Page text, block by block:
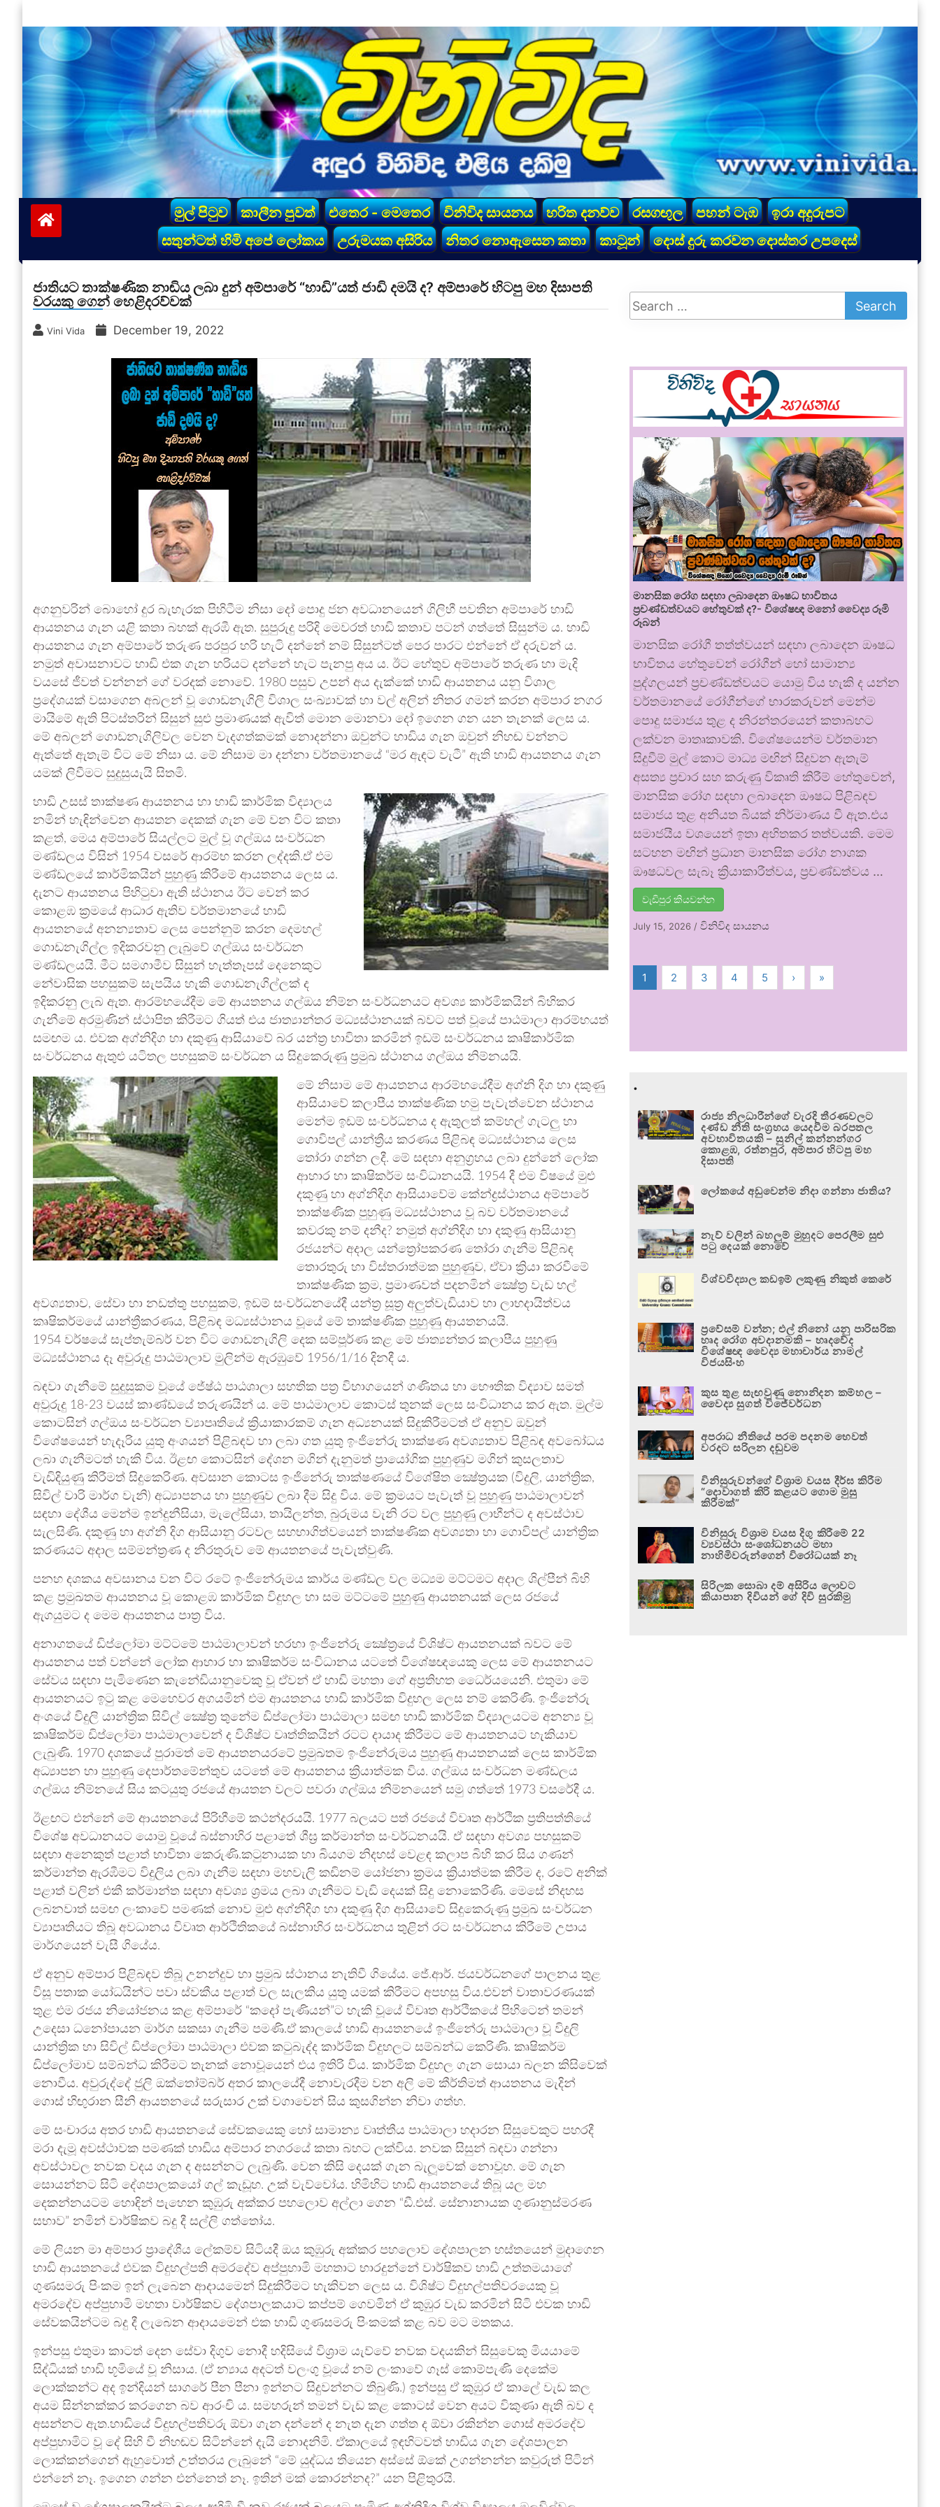
to
content
vinivida.lk
මුල් පිටුව කාලීන පුවත් එතෙර - මෙතෙර විනිවිද සායනය හරිත දනව්ව රසගඟුල පහන් ටැඹ
ඉරා අදුරුපට
සතුන්ටත් හිමි අපේ ලෝකය
උරුමයක අසිරිය නිතර නොඇසෙන කතා කාටූන් දොස් දුරු කරවන දොස්තර උපදෙස්
ජාතියට තාක්ෂණික නාඬිය ලබා දුන් අම්පාරේ “හාඩි”යත් ජාඩි දමයි ද? අම්පාරේ හිටපු මහ දිසාපති
වරයකු ගෙන් හෙළිදරව්වක්
Vini Vida December 19, 2022
අගනුවරින් බොහෝ දුර බැහැරක පිහිටීම නිසා දෝ පොදු ජන අවධානයෙන් ගිලිහී පවතින අම්පාරේ හාඩි
ආයතනය ගැන යළි කතා බහක් ඇරඹී ඇත. සුපුරුදු පරිදි මෙවරත් හාඩි කතාව පටන් ගත්තේ සිසුන්ම ය. හාඩි
ආයතනය ගැන අම්පාරේ තරුණ පරපුර හරි හැටි දන්නේ නම් සිසුන්ටත් පෙර පාරට එන්නේ ඒ දරුවන් ය.
නමුත් අවාසනාවට හාඩි එක ගැන හරියට දන්නේ හැට පැනපු අය ය. ඊට හේතුව අම්පාරේ තරුණ හා මැදි
වයසේ ජීවත් වන්නන් ගේ වරදක් නොවේ. 1980 පසුව උපන් අය දැක්කේ හාඩි ආයතනය යනු විශාල
ප්‍රදේශයක් වසාගෙන අබලන් වූ ගොඩනැගිලි විශාල සංඛ්‍යාවක් හා වල් අලින් නිතර ගමන් කරන අම්පාර නගර
මායිමේ ඇති පිටස්තරින් සිසුන් සුළු ප්‍රමාණයක් ඇවිත් මොන මොනවා දෝ ඉගෙන ගන යන තැනක් ලෙස ය.
මේ අබලන් ගොඩනැගිලිවල වෙන වැදගත්කමක් නොදන්නා ඔවුන්ට හාඩිය ගැන ඔවුන් නිහඬ වන්නට
ඇත්තේ ඇතැම් විට මේ නිසා ය. මේ නිසාම මා දන්නා වර්තමානයේ “මර ඇඳට වැටී” ඇති හාඩි ආයතනය ගැන
යමක් ලිවීමට සුදුසුයැයි සිතමි.
හාඩි උසස් තාක්ෂණ ආයතනය හා හාඩි කාර්මික විද්‍යාලය
නමින් හැඳින්වෙන ආයතන දෙකක් ගැන මේ වන විට කතා
කළත්, මෙය අම්පාරේ සියල්ලට මුල් වූ ගල්ඔය සංවර්ධන
මණ්ඩලය විසින් 1954 වසරේ ආරම්භ කරන ලද්දකි.ඒ එම
මණ්ඩලයේ කාර්මිකයින් පුහුණු කිරීමේ ආයතනය ලෙස ය.
දැනට ආයතනය පිහිටුවා ඇති ස්ථානය ඊට වෙන් කර
කොළඹ ක්‍රමයේ ආධාර ඇතිව වර්තමානයේ හාඩි
ආයතනයේ අනන්‍යතාව ලෙස පෙන්නුම් කරන දෙමහල්
ගොඩනැගිල්ල ඉදිකරවනු ලැබුවේ ගල්ඔය සංවර්ධන
මණ්ඩලයයි. මීට සමගාමීව සිසුන් හැත්තෑපස් දෙනෙකුට
නේවාසික පහසුකම් සැපයිය හැකි ගොඩනැගිල්ලක් ද
ඉදිකරනු ලැබ ඇත. ආරම්භයේදීම මේ ආයතනය ගල්ඔය නිම්න සංවර්ධනයට අවශ්‍ය කාර්මිකයින් බිහිකර
ගැනීමේ අරමුණින් ස්ථාපිත කිරීමට ගියත් එය ජාත්‍යාන්තර මධ්‍යස්ථානයක් බවට පත් වූයේ පාඨමාලා ආරම්භයත්
සමඟම ය. එවක අග්නිදිග හා දකුණු ආසියාවේ බර යන්ත්‍ර භාවිතා කරමින් ඉඩම් සංවර්ධනය කෘෂිකාර්මික
සංවර්ධනය ඇතුළු යටිතල පහසුකම් සංවර්ධන ය සිදුකෙරුණු ප්‍රමුඛ ස්ථානය ගල්ඔය නිම්නයයි.
මේ නිසාම මේ ආයතනය ආරම්භයේදීම අග්නි දිග හා දකුණු
ආසියාවේ කලාපීය තාක්ෂණික හමු පැවැත්වෙන ස්ථානය
මෙන්ම ඉඩම් සංවර්ධනය ද ඇතුලත් කම්හල් ගැටලු හා
ගොවිපල් යාන්ත්‍රීය කරණය පිළිබඳ මධ්‍යස්ථානය ලෙස
තෝරා ගන්න ලදී. මේ සඳහා අනුග්‍රහය ලබා දුන්නේ ලෝක
ආහාර හා කෘෂිකර්ම සංවිධානයයි. 1954 දී එම විෂයේ මුළු
දකුණු හා අග්නිදිග ආසියාවේම කේන්ද්‍රස්ථානය අම්පාරේ
තාක්ෂණික පුහුණු මධ්‍යස්ථානය වූ බව වර්තමානයේ
කවරකු නම් දනීද? නමුත් අග්නිදිග හා දකුණු ආසියානු
රජයන්ට අදාල යන්ත්‍රෝපකරණ තෝරා ගැනීම පිළිබඳ
තොරතුරු හා විස්තරාත්මක පුහුණුව, ඒවා ක්‍රියා කරවීමේ
තාක්ෂණික ක්‍රම, ප්‍රමාණවත් පදනමින් ක්‍ෂේත්‍ර වැඩ හල්
අවශ්‍යතාව, සේවා හා නඩත්තු පහසුකම්, ඉඩම් සංවර්ධනයේදී යන්ත්‍ර සූත්‍ර අලුත්වැඩියාව හා ලාභදායිත්වය
කෘෂිකර්මයේ යාන්ත්‍රීකරණය, පිළිබඳ මධ්‍යස්ථානය වූයේ මේ තාක්ෂණික පුහුණු ආයතනයයි.
1954 වර්ෂයේ සැප්තැම්බර් වන විට ගොඩනැගිලි දෙක සම්පූර්ණ කළ මේ ජාත්‍යන්තර කලාපීය පුහුණු
මධ්‍යස්ථානය දෑ අවුරුදු පාඨමාලාව මුලින්ම ඇරඹුවේ 1956/1/16 දිනදී ය.
බඳවා ගැනීමේ සුදුසුකම වූයේ ජේෂ්ඨ පාඨශාලා සහතික පත්‍ර විභාගයෙන් ගණිතය හා භෞතික විද්‍යාව සමත්
අවුරුදු 18-23 වයස් කාණ්ඩයේ තරුණයින් ය. මේ පාඨමාලාව කොටස් තුනක් ලෙස සංවිධානය කර ඇත. මුල්ම
කොටසින් ගල්ඔය සංවර්ධන ව්‍යාපෘතියේ ක්‍රියාකාරකම් ගැන අධ්‍යනයක් සිදුකිරීමටත් ඒ අනුව ඔවුන්
විශේෂයෙන් හැදෑරිය යුතු අංශයන් පිළිබඳව හා ලබා ගත යුතු ඉංජිනේරු තාක්ෂණ අවශ්‍යතාව පිළිබඳ අවබෝධය
ලබා ගැනීමටත් හැකි විය. ඊළඟ කොටසින් දේශන මගින් දැනුමත් ප්‍රායෝගික පුහුණුව මගින් කුසලතාව
වැඩිදියුණු කිරීමත් සිදුකෙරිණ. අවසාන කොටස ඉංජිනේරු තාක්ෂණයේ විශේෂිත ක්‍ෂේත්‍රයක (විදුලි, යාන්ත්‍රික,
සිවිල් වාරි මාර්ග වැනි) අධ්‍යාපනය හා පුහුණුව ලබා දීම සිදු විය. මේ ක්‍රමයට පැවැත් වූ පුහුණු පාඨමාලාවන්
සඳහා දේශීය මෙන්ම ඉන්දුනීසියා, මැලේසියා, තායිලන්ත, බුරුමය වැනි රට වල පුහුණු ලාභීන්ට ද අවස්ථාව
සැලසිණි. දකුණු හා අග්නි දිග ආසියානු රටවල සහභාගිත්වයෙන් තාක්ෂණික අවශ්‍යතා හා ගොවිපල් යාන්ත්‍රික
කරණයට අදාල සම්මන්ත්‍රණ ද නිරතුරුව මේ ආයතනයේ පැවැත්වුණි.
පනහ දශකය අවසානය වන විට රටේ ඉංජිනේරුමය කාර්ය මණ්ඩල වල මධ්‍යම මට්ටමට අදාල ශිල්පීන් බිහි
කළ ප්‍රමුඛතම ආයතනය වූ කොළඹ කාර්මික විදුහල හා සම මට්ටමේ පුහුණු ආයතනයක් ලෙස රජයේ
ඇගයුමට ද මෙම ආයතනය පාත්‍ර විය.
අනාගතයේ ඩිප්ලෝමා මට්ටමේ පාඨමාලාවන් හරහා ඉංජිනේරු ක්‍ෂේත්‍රයේ විශිෂ්ට ආයතනයක් බවට මේ
ආයතනය පත් වන්නේ ලෝක ආහාර හා කෘෂිකර්ම සංවිධානය යටතේ විශේෂඥයෙකු ලෙස මේ ආයතනයට
සේවය සඳහා පැමිණෙන කැනේඩියානුවෙකු වූ ඒවන් ඒ හාඩි මහතා ගේ අප්‍රතිහත ධෛර්යයෙනි. එතුමා මේ
ආයතනයට ඉටු කළ මෙහෙවර අගයමින් එම ආයතනය හාඩි කාර්මික විදුහල ලෙස නම් කෙරිණි. ඉංජිනේරු
අංශයේ විදුලි යාන්ත්‍රික සිවිල් ක්‍ෂේත්‍ර තුනේම ඩිප්ලෝමා පාඨමාලා සමඟ හාඩි කාර්මික විද්‍යාලයටම අනන්‍ය වූ
කෘෂිකර්ම ඩිප්ලෝමා පාඨමාලාවෙන් ද විශිෂ්ට වෘත්තිකයින් රටට දායාද කිරීමට මේ ආයතනයට හැකියාව
ලැබුණි. 1970 දශකයේ පුරාමත් මේ ආයතනයරටේ ප්‍රමුඛතම ඉංජිනේරුමය පුහුණු ආයතනයක් ලෙස කාර්මික
අධ්‍යාපන හා පුහුණු දෙපාර්තමේන්තුව යටතේ මේ ආයතනය ක්‍රියාත්මක විය. ගල්ඔය සංවර්ධන මණ්ඩලය
ගල්ඔය නිම්නයේ සිය කටයුතු රජයේ ආයතන වලට පවරා ගල්ඔය නිම්නයෙන් සමු ගත්තේ 1973 වසරේදී ය.
ඊළඟට එන්නේ මේ ආයතනයේ පිරිහීමේ කථන්දරයයි. 1977 බලයට පත් රජයේ විවෘත ආර්ථික ප්‍රතිපත්තියේ
විශේෂ අවධානයට යොමු වූයේ බස්නාහිර පළාතේ ශීඝ්‍ර කර්මාන්ත සංවර්ධනයයි. ඒ සඳහා අවශ්‍ය පහසුකම්
සඳහා අනෙකුත් පළාත් භාවිතා කෙරුණි.කටුනායක හා බියගම නිදහස් වෙළඳ කලාප බිහි කර සිය ගණන්
කර්මාන්ත ඇරඹීමට විදුලිය ලබා ගැනීම සඳහා මහවැලි කඩිනම් යෝජනා ක්‍රමය ක්‍රියාත්මක කිරීම ද, රටේ අනික්
පළාත් වලින් එකී කර්මාන්ත සඳහා අවශ්‍ය ශ්‍රමය ලබා ගැනීමට වැඩි දෙයක් සිදු නොකෙරිණි. මෙසේ නිදහස
ලබනවාත් සමඟ ලංකාවේ පමණක් නොව මුළු අග්නිදිග හා දකුණු දිග ආසියාවේ සිදුකෙරුණු ප්‍රමුඛ සංවර්ධන
ව්‍යාපෘතියට තිබූ අවධානය විවෘත ආර්ථිතිකයේ බස්නාහිර සංවර්ධනය තුළින් රට සංවර්ධනය කිරීමේ උපාය
මාර්ගයෙන් වැසී ගියේය.
ඒ අනුව අම්පාර පිළිබඳව තිබූ උනන්දුව හා ප්‍රමුඛ ස්ථානය නැතිවී ගියේය. ජේ.ආර්. ජයවර්ධනගේ පාලනය තුළ
විසූ පතාක යෝධයින්ට පවා ස්වකීය පළාත් වල සැලකිය යුතු යමක් කිරීමට අපහසු විය.එවන් වාතාවරණයක්
තුළ එම රජය නියෝජනය කළ අම්පාරේ “කදෝ පැණියන්”ට හැකි වූයේ විවෘත ආර්ථිකයේ පිහිටෙන් තමන්
උදෙසා ධනෝපායන මාර්ග සකසා ගැනීම පමණි.ඒ කාලයේ හාඩි ආයතනයේ ඉංජිනේරු පාඨමාලා වූ විදුලි
යාන්ත්‍රික හා සිවිල් ඩිප්ලෝමා පාඨමාලා එවක කටුබැද්ද කාර්මික විදුහලට සම්බන්ධ කෙරිණි. කෘෂිකර්ම
ඩිප්ලෝමාව සම්බන්ධ කිරීමට තැනක් නොවූයෙන් එය ඉතිරි විය. කාර්මික විදුහල ගැන සොයා බලන කිසිවෙක්
නොවීය. අවුරුද්දේ ජුලි ඔක්තෝම්බර් අතර කාලයේදී නොවැරදීම වන අලි මේ කීර්තිමත් ආයතනය මැදින්
ගොස් හිඟුරාන සීනි ආයතනයේ සරුසාර උක් වගාවෙන් සිය කුසගින්න නිවා ගත්හ.
මේ සංචාරය අතර හාඩි ආයතනයේ සේවකයෙකු හෝ සාමාන්‍ය වෘත්තීය පාඨමාලා හදාරන සිසුවෙකුට පහරදී
මරා දැමූ අවස්ථාවක පමණක් හාඩිය අම්පාර නගරයේ කතා බහට ලක්විය. නවක සිසුන් බඳවා ගන්නා
අවස්ථාවල නවක වදය ගැන ද අසන්නට ලැබුණි. වෙන කිසි දෙයක් ගැන බැලූවෙක් නොවූහ. මේ ගැන
සොයන්නට සිටි දේශපාලකයෝ ගල් කැඩූහ. උක් වැව්වෝය. හිමිහිට හාඩි ආයතනයේ තිබූ යල මහ
දෙකන්නයටම හොඳින් පැහෙන කුඹුරු අක්කර පහලොව අල්ලා ගෙන “ඩී.එස්. සේනානායක ගුණානුස්මරණ
සභාව” නමින් වාර්ෂිකව බදු දී සල්ලි ගත්තෝය.
මේ ලියන මා අම්පාර ප්‍රාදේශීය ලේකම්ව සිටියදී ඔය කුඹුරු අක්කර පහලොව දේශපාලන හස්තයෙන් මුදාගෙන
හාඩි ආයතනයේ එවක විදුහල්පති අමරදේව අප්පුහාමි මහතාට භාරදුන්නේ වාර්ෂිකව හාඩි උත්තමයාගේ
ගුණසමරු පිංකම ඉන් ලැබෙන ආදායමෙන් සිදුකිරීමට හැකිවන ලෙස ය. විශිෂ්ට විදුහල්පතිවරයෙකු වූ
අමරදේව අප්පුහාමි මහතා වාර්ෂිකව දේශපාලකයාට කප්පම් ගෙවමින් ඒ කුඹුර වැඩ කරමින් සිටි එවක හාඩි
සේවකයින්ටම බදු දී ලැබෙන ආදායමෙන් එක හාඩි ගුණසමරු පිංකමක් කළ බව මට මතකය.
ඉන්පසු එතුමා කාටත් දෙන සේවා දිගුව නොදී හදිසියේ විශ්‍රාම යැව්වේ නවක වදයකින් සිසුවෙකු මියයාමේ
සිද්ධියක් හාඩි භූමියේ වූ නිසාය. (ඒ න්‍යාය අදටත් වලංගු වූයේ නම් ලංකාවේ ගෑස් කොම්පැණි දෙකේම
ලොක්කන්ට අද ඉන්දියන් සාගරේ පීන පීනා ඉන්නට සිදුවන්නට තිබුණි.) ඉන්පසු ඒ කුඹුර ඒ කාලේ වැඩ කල
අයම සින්නක්කර කරගෙන බව ආරංචි ය. සමහරුන් තමන් වැඩ කළ කොටස් වෙන අයට විකුණා ඇති බව ද
අසන්නට ඇත.හාඩියේ විදුහල්පතිවරු ඕවා ගැන දන්නේ ද නැත දැන ගත්ත ද ඕවා රකින්න ගොස් අමරදේව
අප්පුහාමිට වූ දේ සිහි වී නිහඬව සිටින්නේ දැයි නොදනිමි. ඒකාලයේ ඉඳහිටවත් හාඩිය ගැන දේශපාලන
ලොක්කන්ගෙන් ඇහුවොත් උත්තරය ලැබුනේ “මේ යුද්ධය තියෙන අස්සේ ඕකේ උගන්නන්න කවුරුත් පිටින්
එන්නේ නෑ. ඉගෙන ගන්න එන්නෙත් නෑ. ඉතින් මක් කොරන්නද?” යන පිළිතුරයි.
මානසික රෝග සඳහා ලබාදෙන ඖෂධ භාවිතය
ප්‍රචණ්ඩත්වයට හේතුවක් ද?- විශේෂඥ මනෝ වෛද්‍ය රූමි
රූබන්
මානසික රෝගී තත්ත්වයන් සඳහා ලබාදෙන ඖෂධ
භාවිතය හේතුවෙන් රෝගීන් හෝ සාමාන්‍ය
පුද්ගලයන් ප්‍රචණ්ඩත්වයට යොමු විය හැකි ද යන්න
වර්තමානයේ රෝගීන්ගේ භාරකරුවන් මෙන්ම
පොදු සමාජය තුළ ද නිරන්තරයෙන් කතාබහට
ලක්වන මාතෘකාවකි. විශේෂයෙන්ම වර්තමාන
සිදුවීම් මුල් කොට මාධ්‍ය මඟින් සිදුවන ඇතැම්
අසත්‍ය ප්‍රචාර සහ කරුණු විකෘති කිරීම් හේතුවෙන්,
මානසික රෝග සඳහා ලබාදෙන ඖෂධ පිළිබඳව
සමාජය තුළ අනියත බියක් නිර්මාණය වී ඇත.එය
සමාජයීය වශයෙන් ඉතා අහිතකර තත්වයකි. මෙම
සටහන මඟින් ප්‍රධාන මානසික රෝග නාශක
ඖෂධවල සැබෑ ක්‍රියාකාරීත්වය, ප්‍රචණ්ඩත්වය …
වැඩිපුර කියවන්න
July 15, 2026 /විනිවිද සායනය
1 2 3 4 5 › »
.
රාජ්‍ය නිලධාරීන්ගේ වැරදි තීරණවලට
දණ්ඩ නීති සංග්‍රහය යෙදවීම බරපතල
අවභාවිතයකි – සුනිල් කන්නන්ගර
කොළඹ, රත්නපුර, අම්පාර හිටපු මහ
දිසාපති
ලෝකයේ අඩුවෙන්ම නිදා ගන්නා ජාතිය?
නැව් වලින් බහලුම් මුහුදට පෙරලීම සුළු
පටු දෙයක් නොවේ
විශ්වවිද්‍යාල කඩඉම් ලකුණු නිකුත් කෙරේ
ප්‍රවේසම් වන්න; එල් නිනෝ යනු පාරිසරික
හෘද රෝග අවදානමකි – හෘදවේද
විශේෂඥ වෛද්‍ය මහාචාර්ය නාමල්
විජයසිංහ
කුස තුළ සැඟවුණු නොනිදන කම්හල –
වෛද්‍ය සුගත් විජේවර්ධන
අපරාධ නීතියේ පරම පදනම හෙවත්
වරදට සරිලන දඬුවම
විනිසුරුවන්ගේ විශ්‍රාම වයස දීර්ඝ කිරීම
“දොවාගත් කිරි කළයට ගොම මුසු
කිරීමක්”
විනිසුරු විශ්‍රාම වයස දිගු කිරීමේ 22
ව්‍යවස්ථා සංශෝධනයට මහා
නාහිමිවරුන්ගෙන් විරෝධයක් නෑ
සිරිලක සොබා දම් අසිරිය ලොවට
කියාපාන දිවියන් ගේ දිවි සුරකිමු